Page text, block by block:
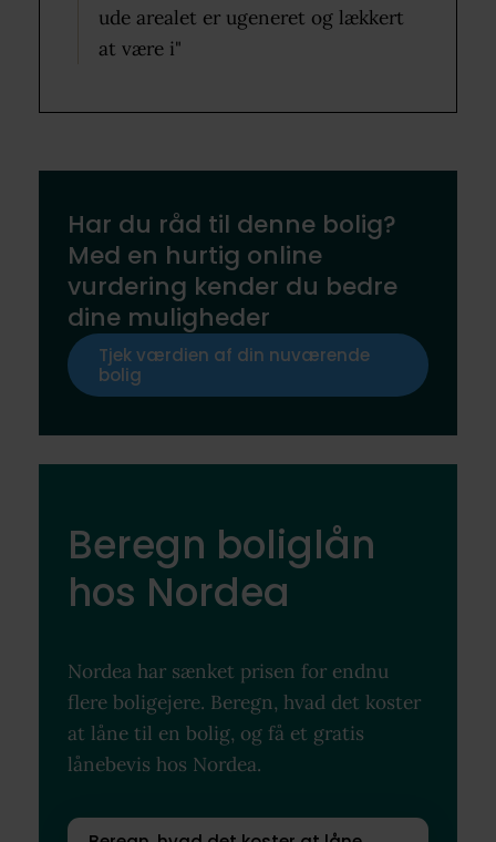
ude arealet er ugeneret og lækkert
at være i"
Har du råd til denne bolig?
Med en hurtig online
vurdering kender du bedre
dine muligheder
Tjek værdien af din nuværende
bolig
Beregn boliglån
hos Nordea
Nordea har sænket prisen for endnu
flere boligejere. Beregn, hvad det koster
at låne til en bolig, og få et gratis
lånebevis hos Nordea.